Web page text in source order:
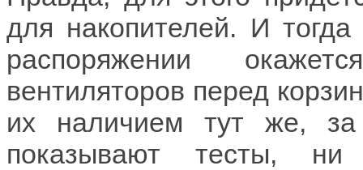
для накопителей. И
распоряжении
вентиляторов перед
их наличием тут же,
показывают тесты,